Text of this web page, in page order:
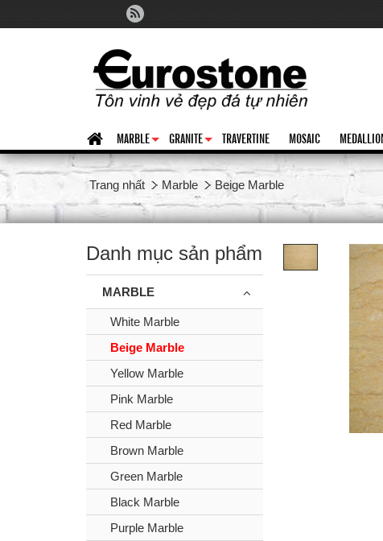
+
MARBLE
+
GRANITE TRAVERTINE MOSAIC
Trang nhất Marble Beige Marble
Danh mục sản phẩm
MARBLE
White Marble
Beige Marble
Yellow Marble
Pink Marble
Red Marble
Brown Marble
Green Marble
Black Marble
Purple Marble